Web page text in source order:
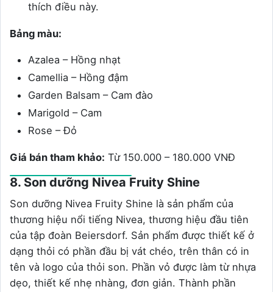
thích điều này.
Bảng màu:
Azalea – Hồng nhạt
Camellia – Hồng đậm
Garden Balsam – Cam đào
Marigold – Cam
Rose – Đỏ
Giá bán tham khảo: Từ 150.000 – 180.000 VNĐ
8. Son dưỡng Nivea Fruity Shine
Son dưỡng Nivea Fruity Shine là sản phẩm của
thương hiệu nổi tiếng Nivea, thương hiệu đầu tiên
của tập đoàn Beiersdorf. Sản phẩm được thiết kế ở
dạng thỏi có phần đầu bị vát chéo, trên thân có in
tên và logo của thỏi son. Phần vỏ được làm từ nhựa
dẹo, thiết kế nhẹ nhàng, đơn giản. Thành phần